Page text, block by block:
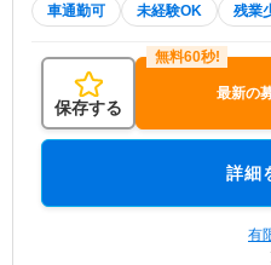
車通勤可 未経験OK 残業
保存する
最新の
詳細
有